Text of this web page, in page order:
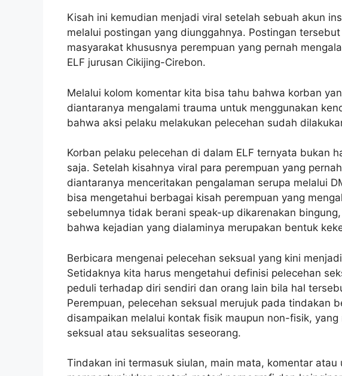
Kisah ini kemudian menjadi viral setelah sebuah akun
melalui postingan yang diunggahnya. Postingan
masyarakat khususnya perempuan yang pernah
ELF jurusan Cikijing-Cirebon.
Melalui kolom komentar kita bisa tahu bahwa korban
diantaranya mengalami trauma untuk menggunakan
bahwa aksi pelaku melakukan pelecehan sudah
Korban pelaku pelecehan di dalam ELF ternyata bukan
saja. Setelah kisahnya viral para perempuan yang
diantaranya menceritakan pengalaman serupa melalui
bisa mengetahui berbagai kisah perempuan yang
sebelumnya tidak berani speak-up dikarenakan
bahwa kejadian yang dialaminya merupakan bentuk
Berbicara mengenai pelecehan seksual yang kini
Setidaknya kita harus mengetahui definisi pelecehan
peduli terhadap diri sendiri dan orang lain bila hal
Perempuan, pelecehan seksual merujuk pada tindakan
disampaikan melalui kontak fisik maupun non-fisik,
seksual atau seksualitas seseorang.
Tindakan ini termasuk siulan, main mata, komentar atau